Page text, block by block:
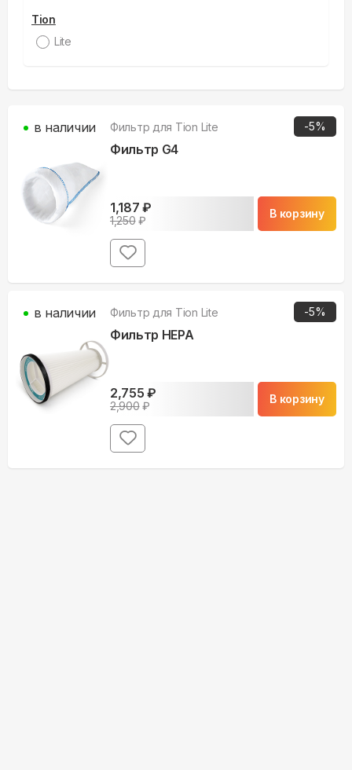
Tion
Lite
-5%
Фильтр для Tion Lite
Фильтр G4
1,187 ₽
1,250₽
В корзину
в наличии
-5%
Фильтр для Tion Lite
Фильтр HEPA
2,755 ₽
2,900₽
В корзину
в наличии